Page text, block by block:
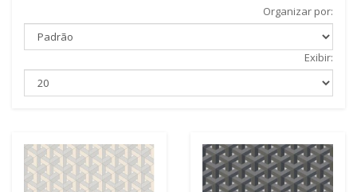
Organizar por:
Exibir: